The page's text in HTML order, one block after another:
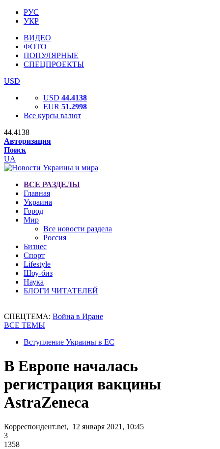
РУС
УКР
ВИДЕО
ФОТО
ПОПУЛЯРНЫЕ
СПЕЦПРОЕКТЫ
USD
USD 44.4138
EUR 51.2998
Все курсы валют
44.4138
Авторизация
Поиск
UA
ВСЕ РАЗДЕЛЫ
Главная
Украина
Город
Мир
Все новости раздела
Россия
Бизнес
Спорт
Lifestyle
Шоу-биз
Наука
БЛОГИ ЧИТАТЕЛЕЙ
СПЕЦТЕМА: Война в Иране
ВСЕ ТЕМЫ
Вступление Украины в ЕС
В Европе началась
регистрация вакцины
AstraZeneca
Корреспондент.net, 12 января 2021, 10:45
3
1358